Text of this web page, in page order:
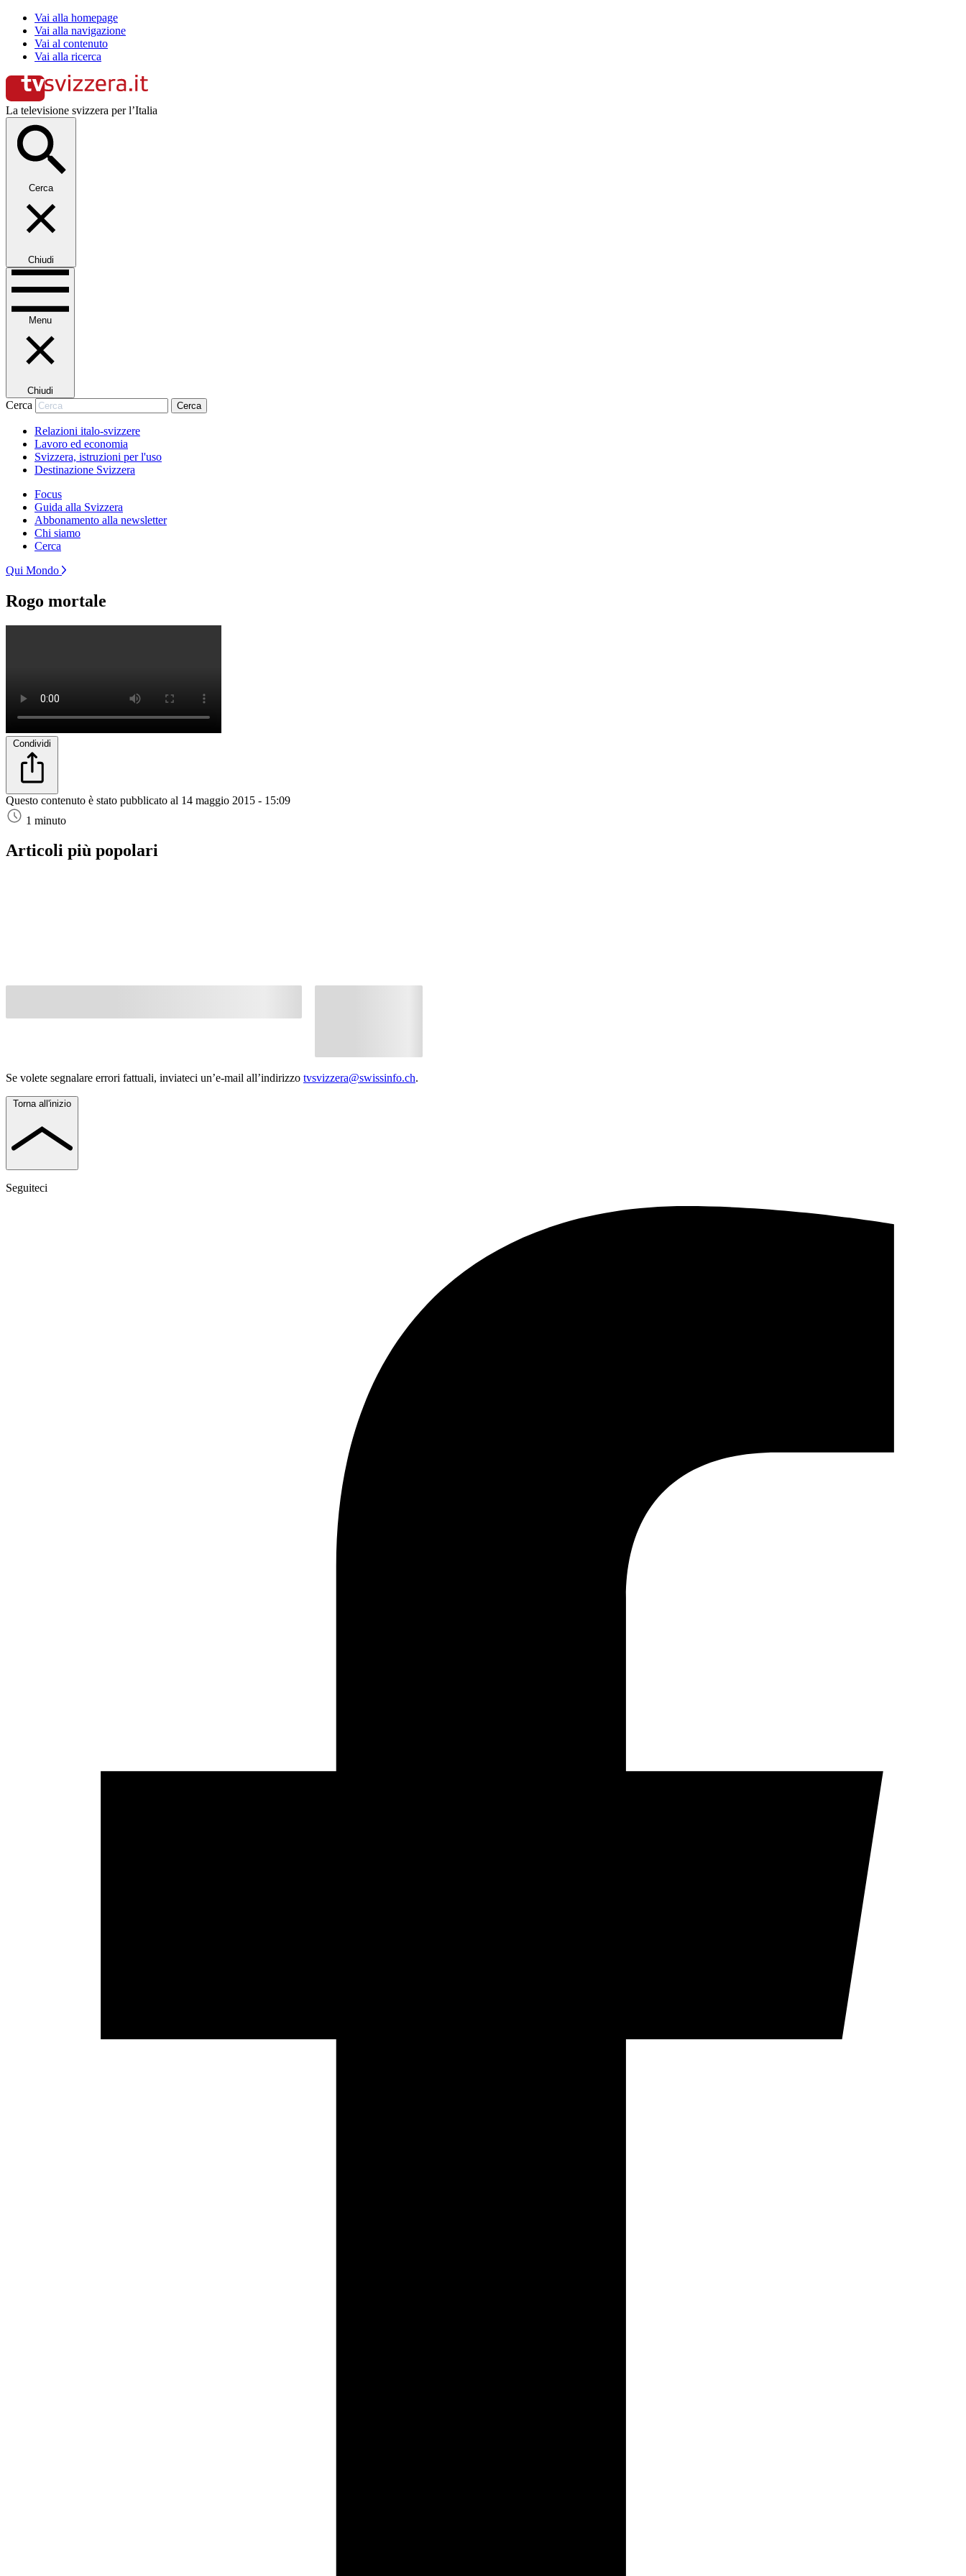
Vai alla homepage
Vai alla navigazione
Vai al contenuto
Vai alla ricerca
La televisione svizzera per l’Italia
Cerca
Chiudi
Menu
Chiudi
Cerca Cerca
Relazioni italo-svizzere
Lavoro ed economia
Svizzera, istruzioni per l'uso
Destinazione Svizzera
Focus
Guida alla Svizzera
Abbonamento alla newsletter
Chi siamo
Cerca
Qui Mondo
Rogo mortale
Condividi
Questo contenuto è stato pubblicato al 14 maggio 2015 - 15:09
1 minuto
Articoli più popolari
Se volete segnalare errori fattuali, inviateci un’e-mail all’indirizzo tvsvizzera@swissinfo.ch.
Torna all'inizio
Seguiteci